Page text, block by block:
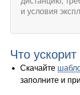
Что ускорит
Скачайте
заполните и